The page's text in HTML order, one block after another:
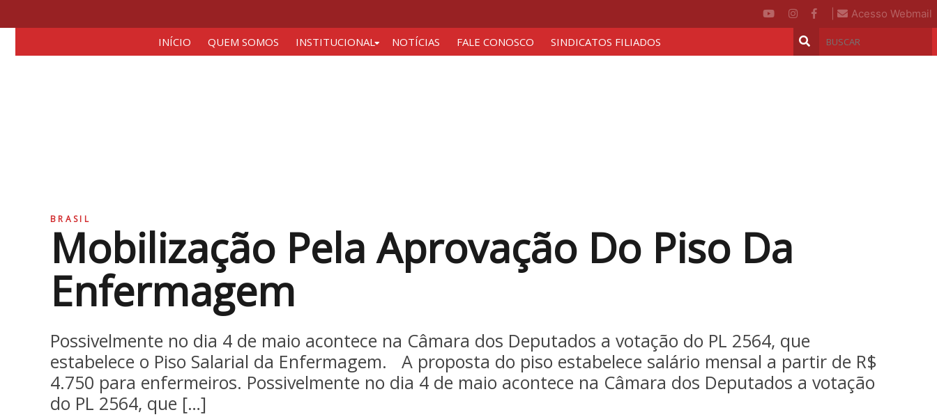
Acesso Webmail
INÍCIO QUEM SOMOS INSTITUCIONAL NOTÍCIAS FALE CONOSCO SINDICATOS FILIADOS
BRASIL
Mobilização Pela Aprovação Do Piso Da
Enfermagem
Possivelmente no dia 4 de maio acontece na Câmara dos Deputados a votação do PL 2564, que
estabelece o Piso Salarial da Enfermagem. A proposta do piso estabelece salário mensal a partir de R$
4.750 para enfermeiros. Possivelmente no dia 4 de maio acontece na Câmara dos Deputados a votação
do PL 2564, que […]